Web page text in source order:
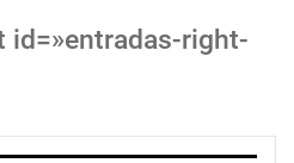
id=»entradas-right-